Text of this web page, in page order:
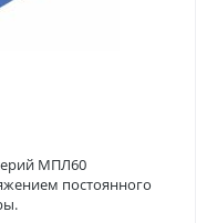
МПЛ60
постоянного